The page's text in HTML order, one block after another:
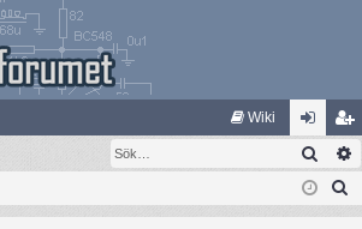
Wiki
og
ga
li
m
Sök